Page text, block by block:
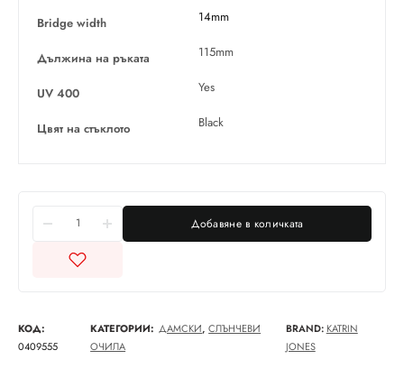
Bridge width 14mm
Дължина на ръката 115mm
UV 400 Yes
Цвят на стъклото Black
Добавяне в количката
КОД:
0409555
КАТЕГОРИИ: ДАМСКИ,СЛЪНЧЕВИ
ОЧИЛА
BRAND: KATRIN
JONES